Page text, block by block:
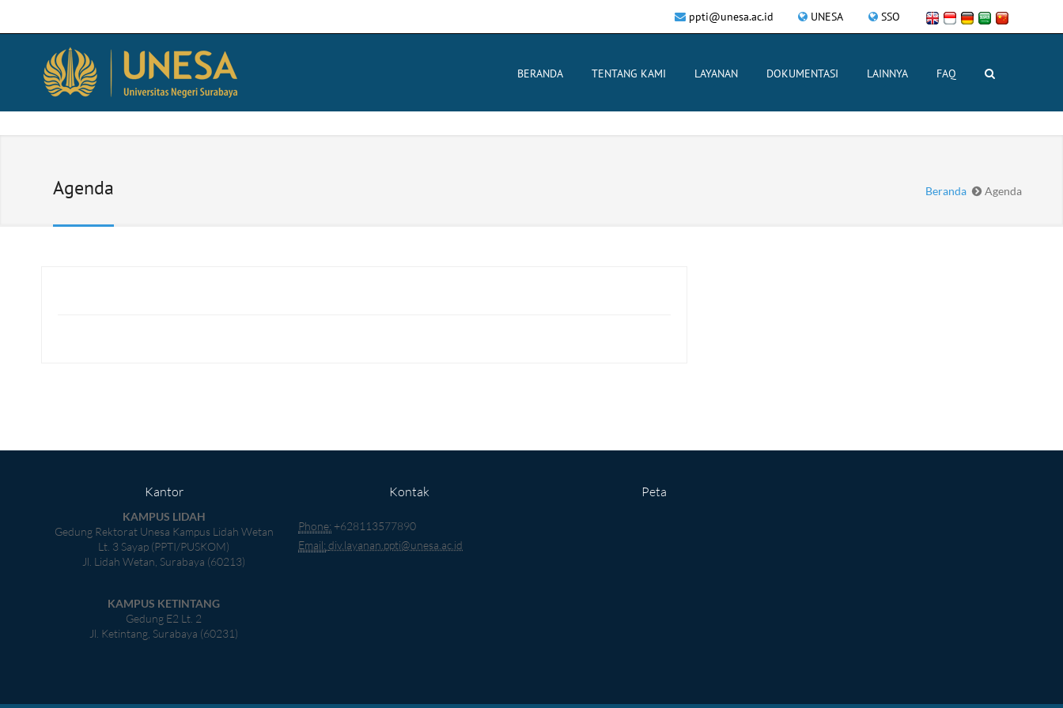
UNESA SSO
ppti@unesa.ac.id
BERANDA TENTANG KAMI LAYANAN DOKUMENTASI LAINNYA FAQ
Agenda Beranda Agenda
Kantor
KAMPUS LIDAH
Gedung Rektorat Unesa Kampus Lidah Wetan
Lt. 3 Sayap (PPTI/PUSKOM)
Jl. Lidah Wetan, Surabaya (60213)
KAMPUS KETINTANG
Gedung E2 Lt. 2
Jl. Ketintang, Surabaya (60231)
Kontak
Phone: +628113577890
Email: div.layanan.ppti@unesa.ac.id
Peta